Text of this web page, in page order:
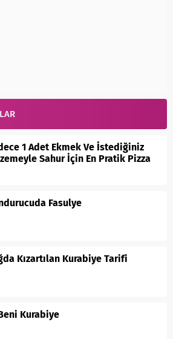
1 Adet Ekmek Ve İstediğiniz
Sahur İçin En Pratik Pizza
Fasulye
Kızartılan Kurabiye Tarifi
Kurabiye